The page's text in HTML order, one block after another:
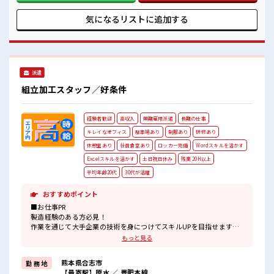
≪20代・30代活躍中≫
大手企業で安心の長期就業が可能！
元気でやる気のある方大歓迎！
キレイな職場でカイテキ作業♪
みOK ほかにも... 赴任時は現地までの移動交通費も規定支給！
就業先にはチケット制の社員食堂が利用可♪ 【無期雇用派
遣】 ◎当社と期間制限のない雇用契約を結んだ上で、 派遣先
日に入社決定もできる！ ■最短3営業日で入寮も可！ ※就業
先による/規定有 ■職場の雰囲気 ≪20代・30代活躍中≫ 大手
あり◎安心スタートOK！ #ryo
気になるリストに追加する
派遣
組立加工スタッフ／好条件
経験者歓迎 高収入 無期雇用派遣
長期の仕事
キレイなオフィス
駐車場あり 制服あり
研修あり
休憩室あり
社員食堂あり ロッカー完備
Wordスキルを活かす
Excelスキルを活かす
土日祝日休み
残業 20H以上
平均年齢20代
30代が活躍
おすすめポイント
■お仕事PR
製造経験のある方必見！
作業を通じて大手企業の技術を身につけてスキルUPを目指せます☆
日勤なのに時給はエリアトップクラス「1600円」！
お休みは「土日祝」♪
もっと見る
勤 務 地
熊本県合志市